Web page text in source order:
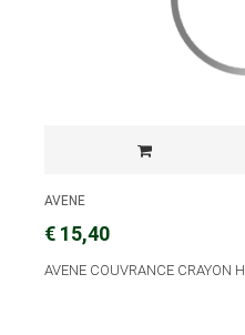
AVENE
€ 15,40
AVENE COUVRANCE CRAYON